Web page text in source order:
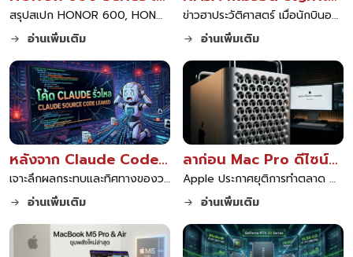
สรุปสเปก HONOR 600, HONOR 600 Pro และ HONOR 600 Lite สมาร์ตโฟนใหม่ล่าสุดปี 2026 ชูจุดเด่นฟีเจอร์ AI ทัชเดียว เปลี่ยนโลก อัปเกรดกล้องและแบตเตอรี่ อ่านรีวิวที่นี่
อ่านเพิ่มเติม
ข่าวฮาประวัติศาสตร์ เมื่อนักบินอวกาศ NASA เจอแอป Outlook หรือ Microsoft Mail ค้างบนสถานีอวกาศนานาชาติ สุดท้ายต้องทำตามสูตรคลาสสิกคือโทรเรียกไอทีซัพพอร์ตให้ช่วยแก้ปัญหา
อ่านเพิ่มเติม
หลังจาก Claude Code กลายเป็น Open Source
เจาะลึกผลกระทบและทิศทางของวงการ AI หลังจาก Claude Code ถูกเปิดเป็น Open Source วิเคราะห์โอกาสใหม่สำหรับนักพัฒนา การแข่งขันที่ดุเดือดในตลาดโมเดลภาษา และความท้าทายด้านความปลอดภัยที่ตามมา
อ่านเพิ่มเติม
ลาก่อน Mac Pro ดีไซน์ขูดชีส Apple ยุติการพัฒนาและถอดหน้าสั่งซื้อออกจากเว็บแล้ว
Apple ประกาศยุติการทำตลาด Mac Pro อย่างเป็นทางการ ถอดหน้าสั่งซื้อออกจากเว็บไซต์หลัก พร้อมดัน Mac Studio เป็นคอมพิวเตอร์รุ่นท็อปแทน และเปิดตัวฟีเจอร์รวมพลังประมวลผลบน macOS Tahoe
อ่านเพิ่มเติม